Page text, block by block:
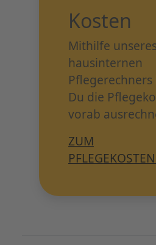
Kosten
Mithilfe unseres
hausinternen
Du die
vorab
ZUM